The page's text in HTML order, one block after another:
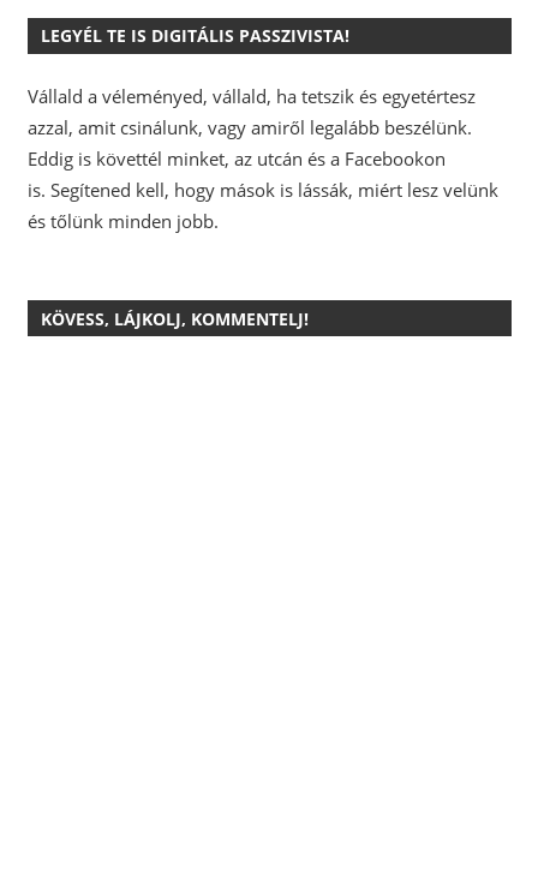
LEGYÉL TE IS DIGITÁLIS PASSZIVISTA!
Vállald a véleményed, vállald, ha tetszik és egyetértesz
azzal, amit csinálunk, vagy amiről legalább beszélünk.
Eddig is követtél minket, az utcán és a Facebookon
is. Segítened kell, hogy mások is lássák, miért lesz velünk
és tőlünk minden jobb.
KÖVESS, LÁJKOLJ, KOMMENTELJ!